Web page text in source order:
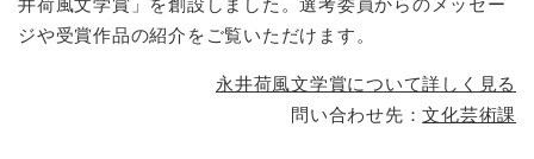
ジや受賞作品の紹介をご覧いただけます。
永井荷風文学賞について詳しく見る
問い合わせ先：文化芸術課